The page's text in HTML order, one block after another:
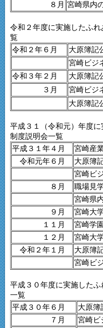
８月 宮崎県内
令和２年度に実施したふ
覧
令和２年６月
大原簿記
宮崎ビジ
令和３年２月
大原簿記
３月
宮崎ビジ
大原簿記
平成３１（令和元）年度
制度説明会一覧
平成３１年４月
宮崎産
令和元年６月
大原簿
宮崎ビ
８月
職場見
宮崎県
９月
宮崎大
１１月
宮崎学
１２月
宮崎大
令和２年１月
大原簿
宮崎ビ
平成３０年度に実施した
一覧
平成３０年６月
大原簿
７月
宮崎ビ